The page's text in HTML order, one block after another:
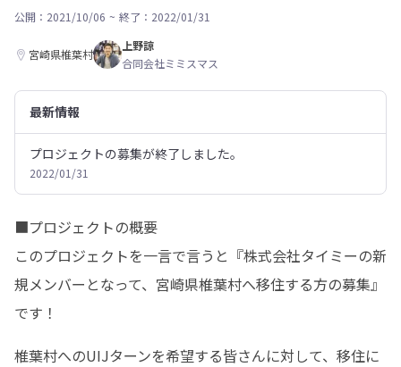
公開：2021/10/06 ~ 終了：2022/01/31
宮崎県椎葉村
上野諒
合同会社ミミスマス
最新情報
プロジェクトの募集が終了しました。
2022/01/31
■プロジェクトの概要
このプロジェクトを一言で言うと『株式会社タイミーの新
規メンバーとなって、宮崎県椎葉村へ移住する方の募集』
です！
椎葉村へのUIJターンを希望する皆さんに対して、移住に